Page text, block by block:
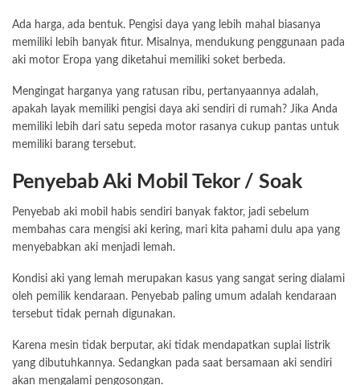
Ada harga, ada bentuk. Pengisi daya yang lebih mahal biasanya
memiliki lebih banyak fitur. Misalnya, mendukung penggunaan pada
aki motor Eropa yang diketahui memiliki soket berbeda.
Mengingat harganya yang ratusan ribu, pertanyaannya adalah,
apakah layak memiliki pengisi daya aki sendiri di rumah? Jika Anda
memiliki lebih dari satu sepeda motor rasanya cukup pantas untuk
memiliki barang tersebut.
Penyebab Aki Mobil Tekor / Soak
Penyebab aki mobil habis sendiri banyak faktor, jadi sebelum
membahas cara mengisi aki kering, mari kita pahami dulu apa yang
menyebabkan aki menjadi lemah.
Kondisi aki yang lemah merupakan kasus yang sangat sering dialami
oleh pemilik kendaraan. Penyebab paling umum adalah kendaraan
tersebut tidak pernah digunakan.
Karena mesin tidak berputar, aki tidak mendapatkan suplai listrik
yang dibutuhkannya. Sedangkan pada saat bersamaan aki sendiri
akan mengalami pengosongan.